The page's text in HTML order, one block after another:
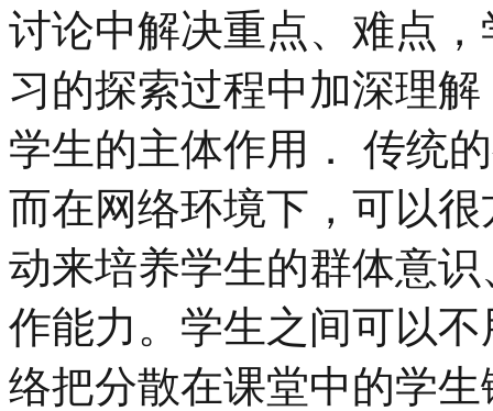
讨论中解决重点、难点
习的探索过程中加深理
学生的主体作用． 传统
而在网络环境下，可以
动来培养学生的群体意
作能力。学生之间可以
络把分散在课堂中的学